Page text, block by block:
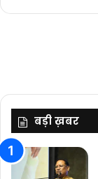
बड़ी ख़बर